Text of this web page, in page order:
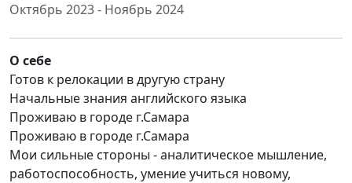
Октябрь 2023 - Ноябрь 2024
О себе
Готов к релокации в другую страну
Начальные знания английского языка
Проживаю в городе г.Самара
Проживаю в городе г.Самара
Мои сильные стороны - аналитическое мышление,
работоспособность, умение учиться новому,